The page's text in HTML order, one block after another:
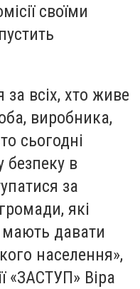
своїми
всіх, хто живе
виробника,
сьогодні
безпеку в
за
які
давати
населення»,
«ЗАСТУП» Віра